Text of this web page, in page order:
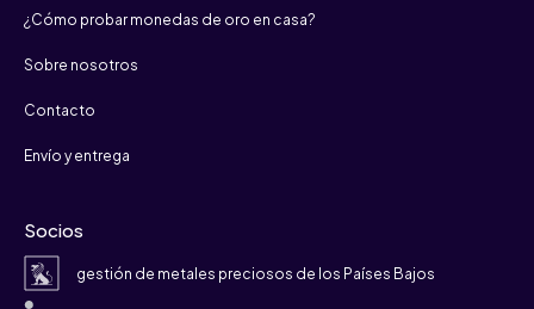
¿Cómo probar monedas de oro en casa?
Sobre nosotros
Contacto
Envío y entrega
Socios
gestión de metales preciosos de los Países Bajos